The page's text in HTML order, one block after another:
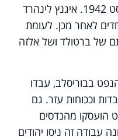
במהלך אקציה שהתרחשה באוגוסט 1942. איגנץ לינהרד
לאחר מכן. לעומת
של ברטולד ושל אלזה
בבוריסלב, עבדו
וככוחות עזר. גם
הועסקו מהנדסים
עבודה זה ניסו יהודים